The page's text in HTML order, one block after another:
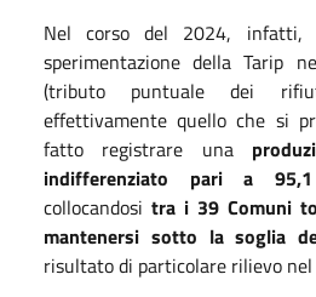
Nel corso del 2024, infatti,
sperimentazione della Tarip
(tributo puntuale dei
effettivamente quello che si
fatto registrare una
indifferenziato pari a
collocandosi tra i 39 Comuni
mantenersi sotto la soglia
risultato di particolare rilievo